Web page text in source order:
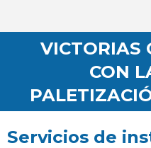
VICTORIAS
CON
Servicios de